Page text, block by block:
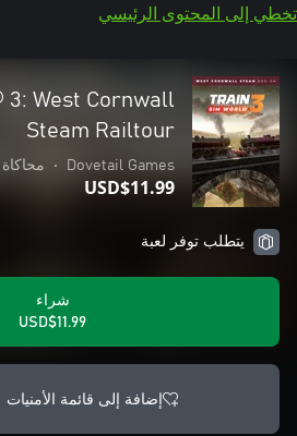
تخطي إلى المحتوى الرئيسي
3: West Cornwall
Steam Railtour
Dovetail Games
• محاكاة
USD$11.99
يتطلب توفر لعبة
شراء
USD$11.99
إضافة إلى قائمة الأمنيات